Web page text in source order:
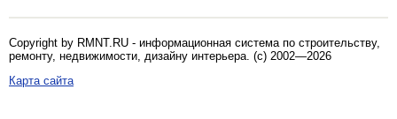
Copyright by RMNT.RU - информационная система по строительству,
ремонту, недвижимости, дизайну интерьера. (c) 2002—2026
Карта сайта